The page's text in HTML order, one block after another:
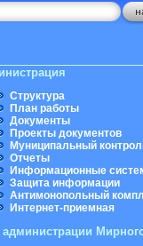
Структура
План работы
Документы
Проекты документов
Муниципальный
Отчеты
Информационные
Защита информации
Антимонопольный
Интернет-приемная